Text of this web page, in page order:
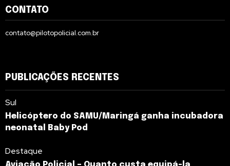
CONTATO
contato@pilotopolicial.com.br
PUBLICAÇÕES RECENTES
Sul
Helicóptero do SAMU/Maringá ganha incubadora
neonatal Baby Pod
Destaque